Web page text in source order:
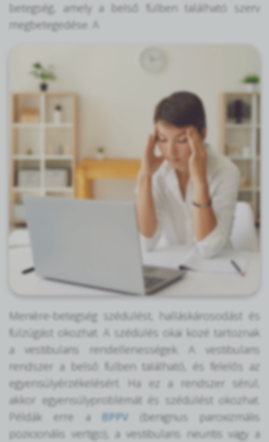
betegség, amely a belső fülben található szerv
megbetegedése. A
Menière-betegség szédülést, halláskárosodást és
fülzúgást okozhat. A szédülés okai közé tartoznak
a vestibularis rendellenességek. A vestibularis
rendszer a belső fülben található, és felelős az
egyensúlyérzékelésért. Ha ez a rendszer sérül,
akkor egyensúlyproblémát és szédülést okozhat.
Példák erre a BPPV (benignus paroxizmális
pozicionális vertigo), a vestibularis neuritis vagy a